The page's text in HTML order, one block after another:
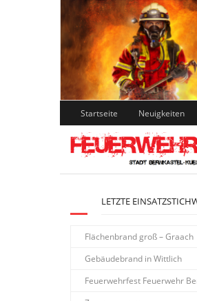
Skip
to
content
Startseite Neuigkeiten
LETZTE
Flächenbrand groß – Graach
Gebäudebrand in Wittlich
Feuerwehrfest Feuerwehr